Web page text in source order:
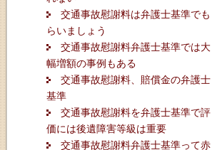
交通事故慰謝料は弁護士基準でも
らいましょう
交通事故慰謝料弁護士基準では大
幅増額の事例もある
交通事故慰謝料、賠償金の弁護士
基準
交通事故慰謝料を弁護士基準で評
価には後遺障害等級は重要
交通事故慰謝料弁護士基準って赤